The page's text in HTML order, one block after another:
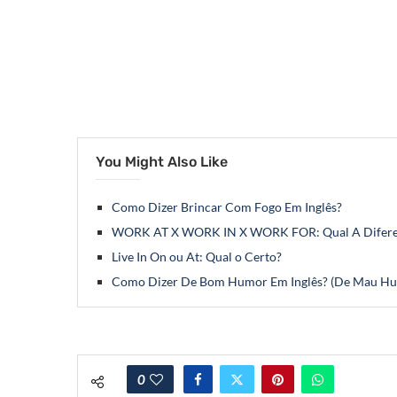
You Might Also Like
Como Dizer Brincar Com Fogo Em Inglês?
WORK AT X WORK IN X WORK FOR: Qual A
Live In On ou At: Qual o Certo?
Como Dizer De Bom Humor Em Inglês? (De Mau
0